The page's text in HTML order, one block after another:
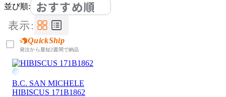
並び順: おすすめ順
表示:
QuickShip
発注から最短2週間で納品
B.C. SAN MICHELE
HIBISCUS 171B1862